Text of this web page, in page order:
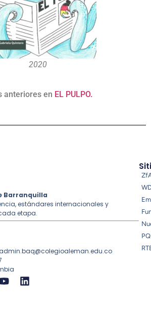
2020
anteriores en EL PULPO.
Barranquilla
estándares internacionales y
etapa.